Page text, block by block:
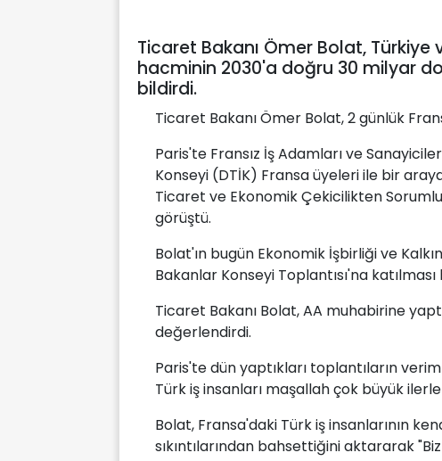
Ticaret Bakanı Ömer Bolat, Türkiye
hacminin 2030'a doğru 30 milyar
bildirdi.
Ticaret Bakanı Ömer Bolat, 2 günlük
Paris'te Fransız İş Adamları ve
Konseyi (DTİK) Fransa üyeleri ile bir
Ticaret ve Ekonomik Çekicilikten
görüştü.
Bolat'ın bugün Ekonomik İşbirliği ve
Bakanlar Konseyi Toplantısı'na
Ticaret Bakanı Bolat, AA muhabirine
değerlendirdi.
Paris'te dün yaptıkları toplantıların
Türk iş insanları maşallah çok büyük
Bolat, Fransa'daki Türk iş insanlarının
sıkıntılarından bahsettiğini aktararak